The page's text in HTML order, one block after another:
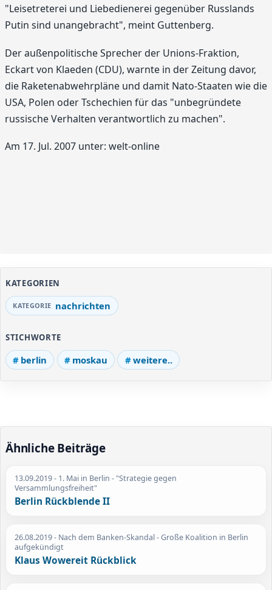
"Leisetreterei und Liebedienerei gegenüber Russlands
Putin sind unangebracht", meint Guttenberg.
Der außenpolitische Sprecher der Unions-Fraktion,
Eckart von Klaeden (CDU), warnte in der Zeitung davor,
die Raketenabwehrpläne und damit Nato-Staaten wie die
USA, Polen oder Tschechien für das "unbegründete
russische Verhalten verantwortlich zu machen".
Am 17. Jul. 2007 unter: welt-online
KATEGORIEN
nachrichten
STICHWORTE
berlin moskau weitere..
Ähnliche Beiträge
13.09.2019- 1. Mai in Berlin - "Strategie gegen
Versammlungsfreiheit"
Berlin Rückblende II
26.08.2019- Nach dem Banken-Skandal - Große Koalition in Berlin
aufgekündigt
Klaus Wowereit Rückblick